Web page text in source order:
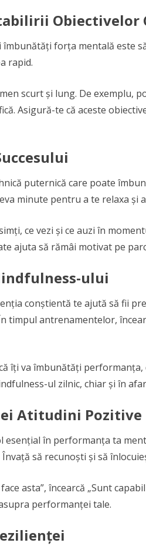
Obiectivelor
forța mentală este
rapid.
scurt și lung. De exemplu,
Asigură-te că aceste
puternică care poate
minute pentru a te relaxa și
ce vezi și ce auzi în
ajuta să rămâi motivat pe
ului
conștientă te ajută să fii
timpul antrenamentelor,
îți va îmbunătăți
ul zilnic, chiar și în
Atitudini Pozitive
esențial în performanța ta
să recunoști și să
asta”, încearcă „Sunt
performanței tale.